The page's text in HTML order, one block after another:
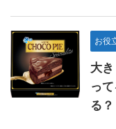
お役
大
っ
る？